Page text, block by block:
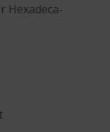
Hexadeca-